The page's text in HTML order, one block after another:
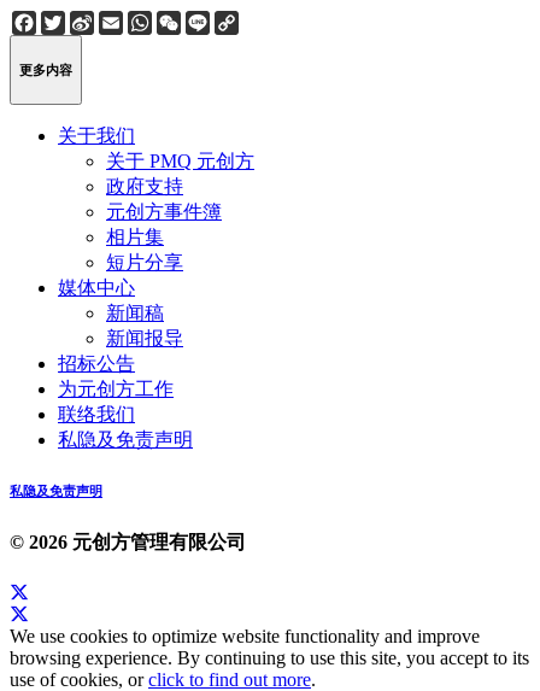
Facebook
Twitter
Sina
Weibo
EmailWhatsApp
WeChat
Line
更多内容
关于我们
关于 PMQ 元创方
政府支持
元创方事件簿
相片集
短片分享
媒体中心
新闻稿
新闻报导
招标公告
为元创方工作
联络我们
私隐及免责声明
私隐及免责声明
© 2026 元创方管理有限公司
We use cookies to optimize website functionality and improve
browsing experience. By continuing to use this site, you accept to its
use of cookies, orclick to find out more.